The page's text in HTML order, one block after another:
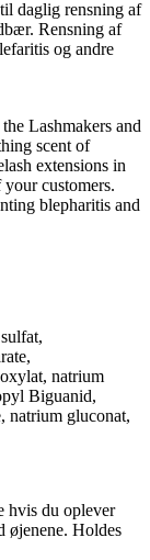
daglig rensning af
Rensning af
og andre
Lashmakers and
scent of
extensions in
customers.
blepharitis and
natrium
Biguanid,
natrium gluconat,
hvis du oplever
øjenene. Holdes